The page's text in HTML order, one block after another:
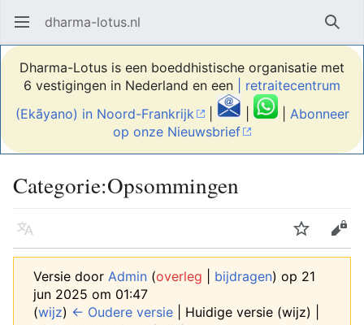
Hoofdmenu openen dharma-lotus.nl
Dharma-Lotus is een boeddhistische organisatie met
6 vestigingen in Nederland en een
| retraitecentrum
(Ekãyano) in Noord-Frankrijk
| | Abonneer
op onze Nieuwsbrief
Categorie:Opsommingen
Taal Volgen Bewerken
Versie door Admin (overleg bijdragen) op 21
jun 2025 om 01:47
(wijz) ← Oudere versie | Huidige versie (wijz) |